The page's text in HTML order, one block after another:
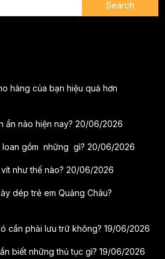
hàng của bạn hiệu quả hơn
ẩn nào hiện nay? 20/06/2026
loan gồm những gì? 20/06/2026
như thế nào? 20/06/2026
dép trẻ em Quảng Châu?
cần phải lưu trữ không? 19/06/2026
biết những thủ tục gì? 19/06/2026